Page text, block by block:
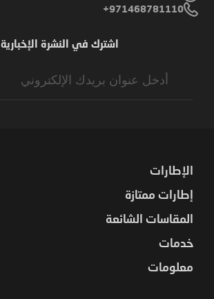
971468781110+
اشترك في النشرة الإخبارية
الإطارات
إطارات ممتازة
المقاسات الشائعة
خدمات
معلومات